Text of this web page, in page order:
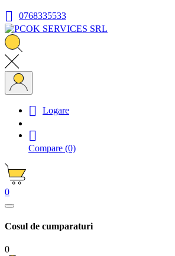
 0768335533
 Logare

Compare (0)
0
Cosul de cumparaturi
0